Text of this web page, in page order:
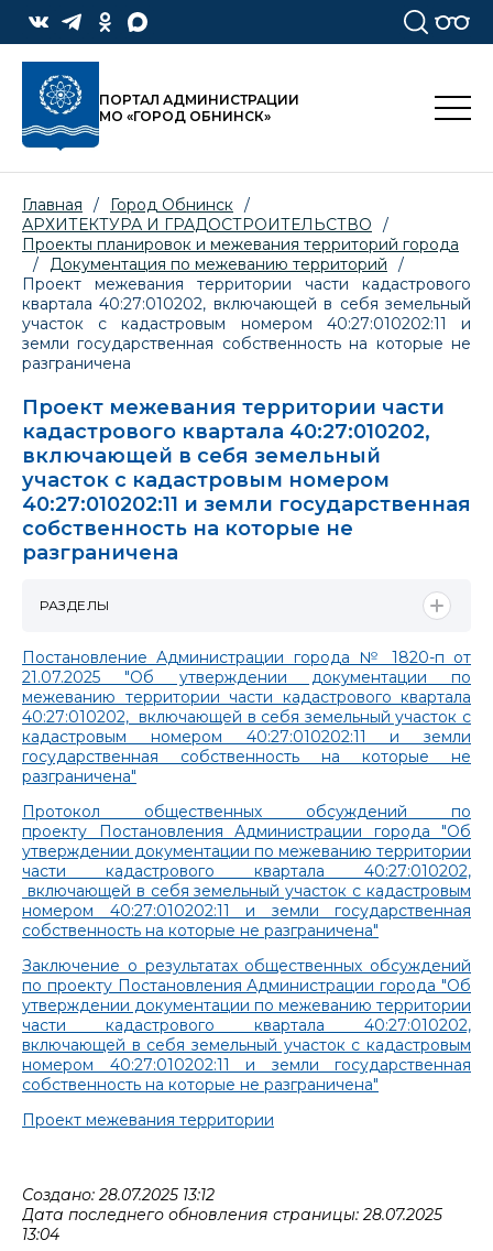
ПОРТАЛ АДМИНИСТРАЦИИ
МО «ГОРОД ОБНИНСК»
Главная / Город Обнинск /
АРХИТЕКТУРА И ГРАДОСТРОИТЕЛЬСТВО
/
Проекты планировок и межевания территорий города
/
Документация по межеванию территорий
/
Проект межевания территории части кадастрового
квартала 40:27:010202, включающей в себя земельный
участок с кадастровым номером 40:27:010202:11 и
земли государственная собственность на которые не
разграничена
Проект межевания территории части
кадастрового квартала 40:27:010202,
включающей в себя земельный
участок с кадастровым номером
40:27:010202:11 и земли государственная
собственность на которые не
разграничена
Постановление Администрации города № 1820-п от
21.07.2025 "Об утверждении документации по
межеванию территории части кадастрового квартала
40:27:010202, включающей в себя земельный участок с
кадастровым номером 40:27:010202:11 и земли
государственная собственность на которые не
разграничена"
Протокол общественных обсуждений по
проекту Постановления Администрации города "Об
утверждении документации по межеванию территории
части кадастрового квартала 40:27:010202,
включающей в себя земельный участок с кадастровым
номером 40:27:010202:11 и земли государственная
собственность на которые не разграничена"
Заключение о результатах общественных обсуждений
по проекту Постановления Администрации города "Об
утверждении документации по межеванию территории
части кадастрового квартала 40:27:010202,
включающей в себя земельный участок с кадастровым
номером 40:27:010202:11 и земли государственная
собственность на которые не разграничена"
Проект межевания территории
Создано: 28.07.2025 13:12
Дата последнего обновления страницы: 28.07.2025
13:04
РАЗДЕЛЫ